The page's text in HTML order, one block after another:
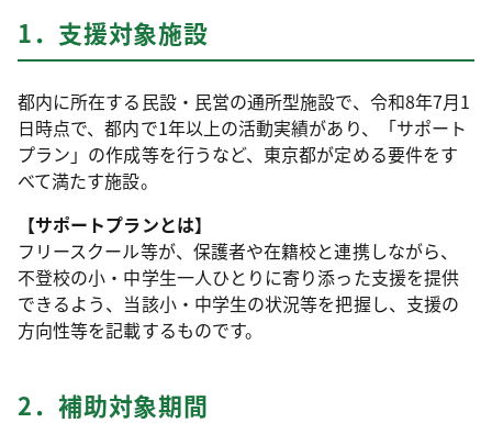
1．支援対象施設
都内に所在する民設・民営の通所型施設で、令和8年7月1
日時点で、都内で1年以上の活動実績があり、「サポート
プラン」の作成等を行うなど、東京都が定める要件をす
べて満たす施設。
【サポートプランとは】
フリースクール等が、保護者や在籍校と連携しながら、
不登校の小・中学生一人ひとりに寄り添った支援を提供
できるよう、当該小・中学生の状況等を把握し、支援の
方向性等を記載するものです。
2．補助対象期間